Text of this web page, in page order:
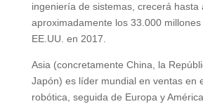
ingeniería de sistemas, crecerá hasta
aproximadamente los 33.000
EE.UU. en 2017.
Asia (concretamente China, la
Japón) es líder mundial en ventas en
robótica, seguida de Europa y